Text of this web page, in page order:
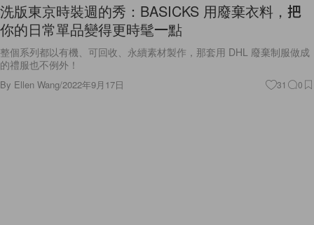
洗版東京時裝週的秀：BASICKS 用廢棄衣料，把
你的日常單品變得更時髦一點
整個系列都以有機、可回收、永續素材製作，那套用 DHL 廢棄制服做成
的禮服也不例外！
By Ellen Wang/2022年9月17日 31 0